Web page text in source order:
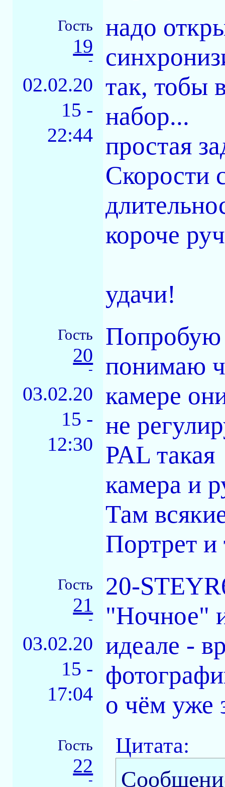
Гость
19
-
02.02.20
15 -
22:44
надо
так, тобы
набор...
простая
Скорости
короче
удачи!
Гость
20
-
03.02.20
15 -
12:30
Попробую
понимаю
камере
не
PAL такая
камера и
Там
Портрет и
Гость
21
-
03.02.20
15 -
17:04
20-
"Ночное"
идеале -
о чём уже
Гость
22
-
Цитата: